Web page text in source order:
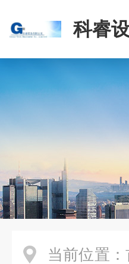
科睿
当前位置：